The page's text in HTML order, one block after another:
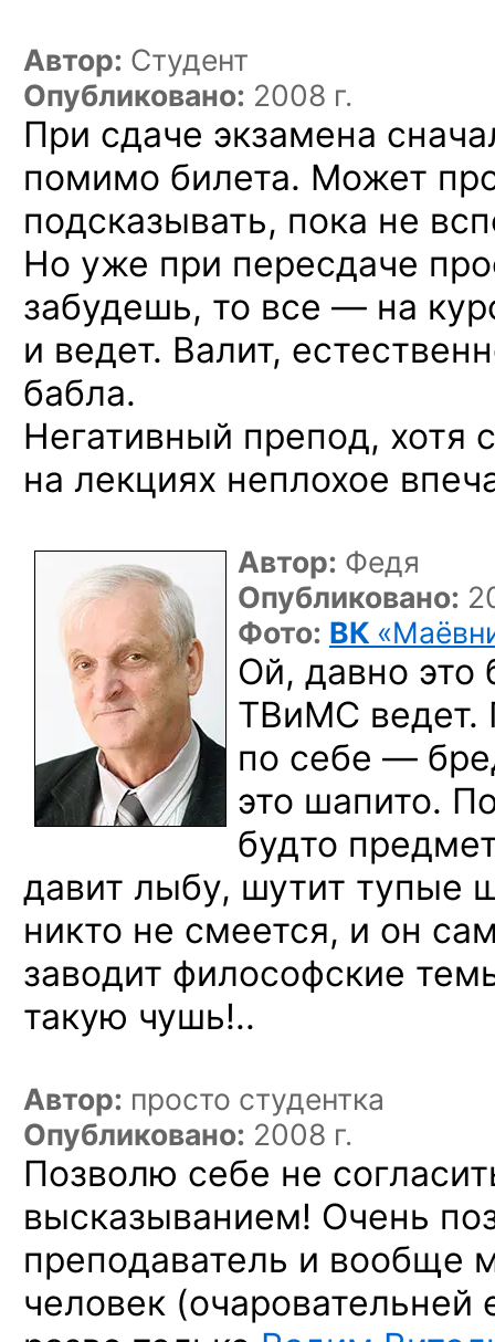
Автор: Студент
Опубликовано: 2008 г.
При сдаче экзамена
помимо билета. Может
подсказывать, пока не
Но уже при пересдаче
забудешь, то все — на
и ведет. Валит,
бабла.
Негативный препод, хотя
на лекциях неплохое
Автор: Федя
Опубликовано:
Фото: ВК
Ой, давно
ТВиМС ведет.
по себе —
это шапито.
будто
давит лыбу, шутит тупые
никто не смеется, и он
заводит философские
такую чушь!..
Автор: просто студентка
Опубликовано: 2008 г.
Позволю себе не
высказыванием! Очень
преподаватель и вообще
человек (очаровательней